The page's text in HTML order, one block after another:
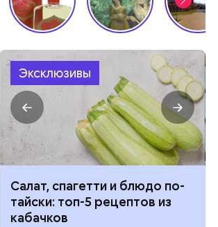
Эксклюзивы
Бесконечное ничто: названа
главная опасность
зеркальной даты 8 августа